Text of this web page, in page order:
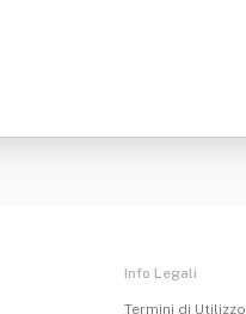
Info Legali
Termini di Utilizzo